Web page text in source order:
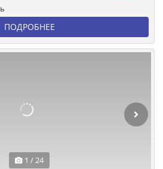
ПОДРОБНЕЕ
1 / 24